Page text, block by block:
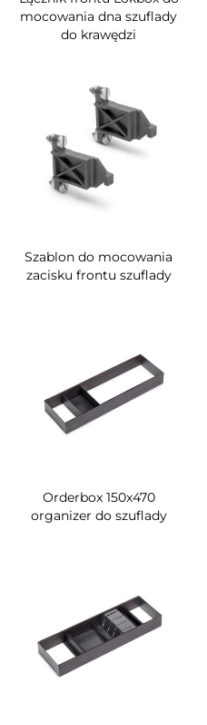
mocowania dna szuflady
do krawędzi
Szablon do mocowania
zacisku frontu szuflady
Orderbox 150x470
organizer do szuflady